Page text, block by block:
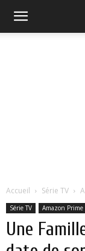
Accueil Série TV
Série TV Amazon Prime
Une